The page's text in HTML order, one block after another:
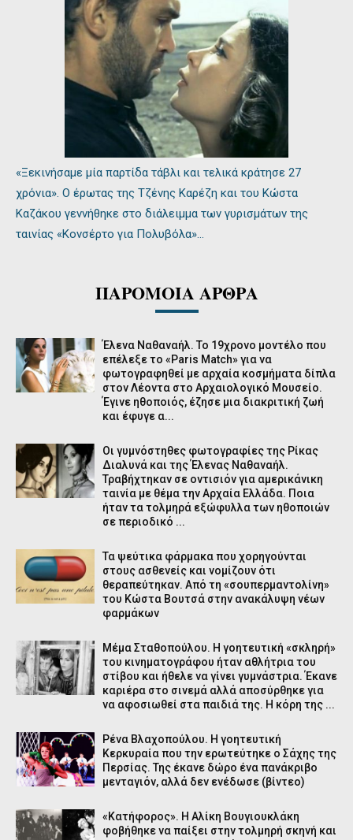
«Ξεκινήσαμε μία παρτίδα τάβλι και τελικά κράτησε 27
χρόνια». Ο έρωτας της Τζένης Καρέζη και του Κώστα
Καζάκου γεννήθηκε στο διάλειμμα των γυρισμάτων της
ταινίας «Κονσέρτο για Πολυβόλα»…
ΠΑΡΟΜΟΙΑ ΑΡΘΡΑ
Έλενα Ναθαναήλ. Το 19χρονο μοντέλο που
επέλεξε το «Paris Match» για να
φωτογραφηθεί με αρχαία κοσμήματα δίπλα
στον Λέοντα στο Αρχαιολογικό Μουσείο.
Έγινε ηθοποιός, έζησε μια διακριτική ζωή
και έφυγε α...
Οι γυμνόστηθες φωτογραφίες της Ρίκας
Διαλυνά και της Έλενας Ναθαναήλ.
Τραβήχτηκαν σε οντισιόν για αμερικάνικη
ταινία με θέμα την Αρχαία Ελλάδα. Ποια
ήταν τα τολμηρά εξώφυλλα των ηθοποιών
σε περιοδικό ...
Τα ψεύτικα φάρμακα που χορηγούνται
στους ασθενείς και νομίζουν ότι
θεραπεύτηκαν. Από τη «σουπερμαντολίνη»
του Κώστα Βουτσά στην ανακάλυψη νέων
φαρμάκων
Μέμα Σταθοπούλου. Η γοητευτική «σκληρή»
του κινηματογράφου ήταν αθλήτρια του
στίβου και ήθελε να γίνει γυμνάστρια. Έκανε
καριέρα στο σινεμά αλλά αποσύρθηκε για
να αφοσιωθεί στα παιδιά της. Η κόρη της ...
Ρένα Βλαχοπούλου. Η γοητευτική
Κερκυραία που την ερωτεύτηκε ο Σάχης της
Περσίας. Της έκανε δώρο ένα πανάκριβο
μενταγιόν, αλλά δεν ενέδωσε (βίντεο)
«Κατήφορος». Η Αλίκη Βουγιουκλάκη
φοβήθηκε να παίξει στην τολμηρή σκηνή και